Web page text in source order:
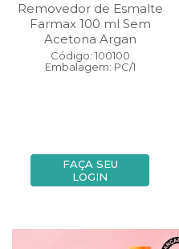
Removedor de Esmalte
Farmax 100 ml Sem
Acetona Argan
Código: 100100
Embalagem: PC/1
FAÇA SEU
LOGIN